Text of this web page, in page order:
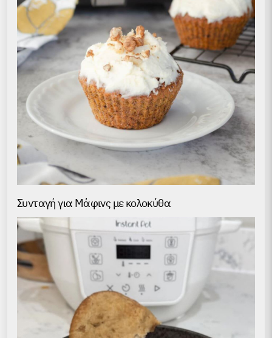
Συνταγή για Μάφινς με κολοκύθα